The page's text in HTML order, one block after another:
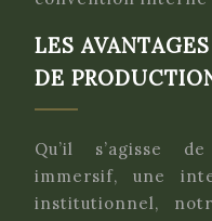
LES
DE
Qu’il s’agisse
immersif, une
institutionnel,